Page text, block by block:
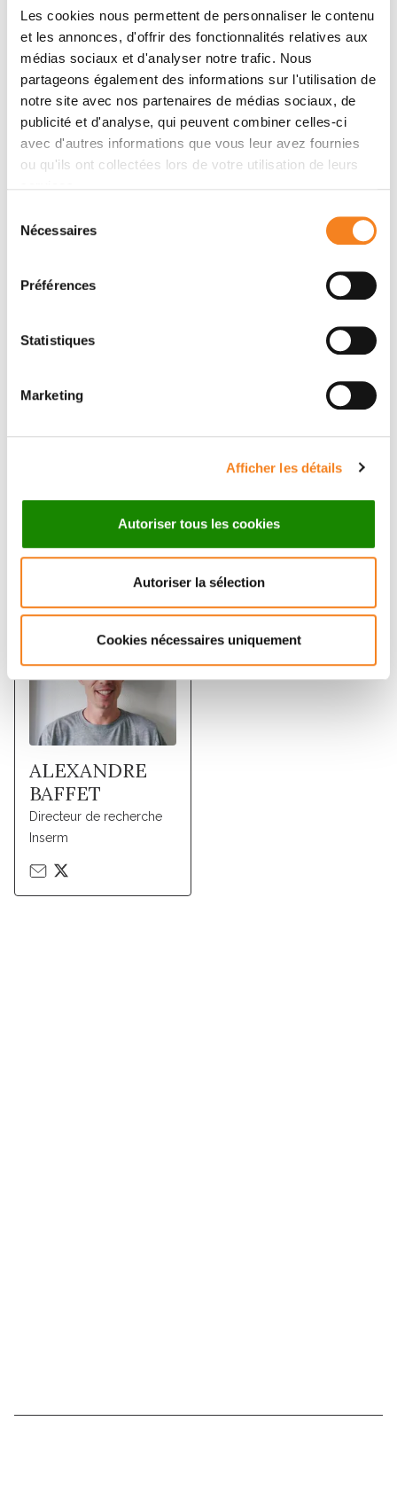
Les cookies nous permettent de personnaliser le contenu
et les annonces, d'offrir des fonctionnalités relatives aux
médias sociaux et d'analyser notre trafic. Nous
partageons également des informations sur l'utilisation de
notre site avec nos partenaires de médias sociaux, de
publicité et d'analyse, qui peuvent combiner celles-ci
avec d'autres informations que vous leur avez fournies
ou qu'ils ont collectées lors de votre utilisation de leurs
Nécessaires
Préférences
Statistiques
Marketing
Afficher les détails
Autoriser tous les cookies
Autoriser la sélection
Cookies nécessaires uniquement
membranes, from which the majority of microtubules
grow. Finally, using live imaging of human fetal cortex,
we show that this organization is conserved in basal
radial glial (bRG) cells, a highly abundant progenitor
cell population associated with human brain size
expansion.
FRAISIER
BAPTISTE
BRAULT
ALEXANDRE
BAFFET
Directeur de recherche
Inserm